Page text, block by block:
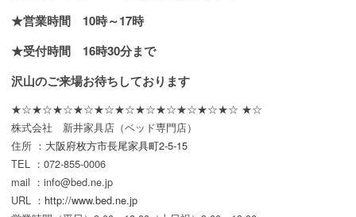
★営業時間 10時～17時
★受付時間 16時30分まで
沢山のご来場お待ちしております
★☆★☆★☆★☆★☆★☆★☆★☆★☆★☆★☆ ★☆
株式会社 新井家具店（ベッド専門店）
住所 ： 大阪府枚方市長尾家具町2-5-15
TEL ：072-855-0006
mail ：info@bed.ne.jp
URL ： http://www.bed.ne.jp